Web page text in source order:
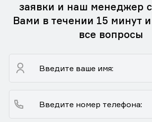
заявки и наш менеджер
Вами в течении 15 минут
все вопросы